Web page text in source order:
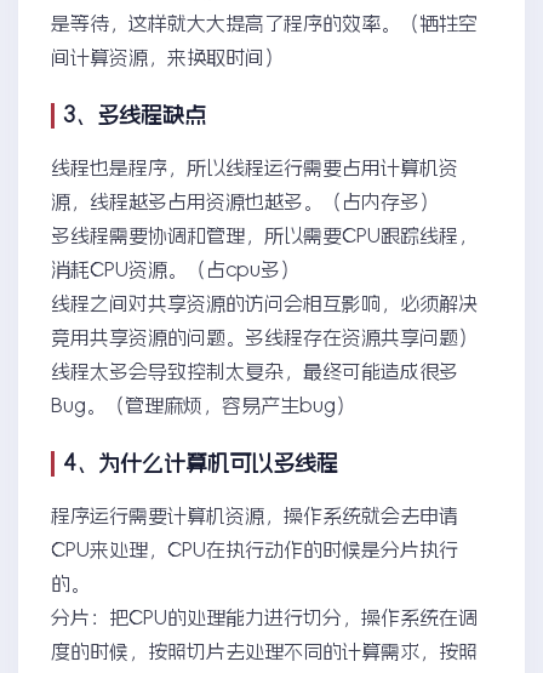
是等待，这样就大大提高了程序的效率。（牺牲空
间计算资源，来换取时间）
3、多线程缺点
线程也是程序，所以线程运行需要占用计算机资
源，线程越多占用资源也越多。（占内存多）
多线程需要协调和管理，所以需要CPU跟踪线程，
消耗CPU资源。（占cpu多）
线程之间对共享资源的访问会相互影响，必须解决
竞用共享资源的问题。多线程存在资源共享问题）
线程太多会导致控制太复杂，最终可能造成很多
Bug。（管理麻烦，容易产生bug）
4、为什么计算机可以多线程
程序运行需要计算机资源，操作系统就会去申请
CPU来处理，CPU在执行动作的时候是分片执行
的。
分片：把CPU的处理能力进行切分，操作系统在调
度的时候，按照切片去处理不同的计算需求，按照